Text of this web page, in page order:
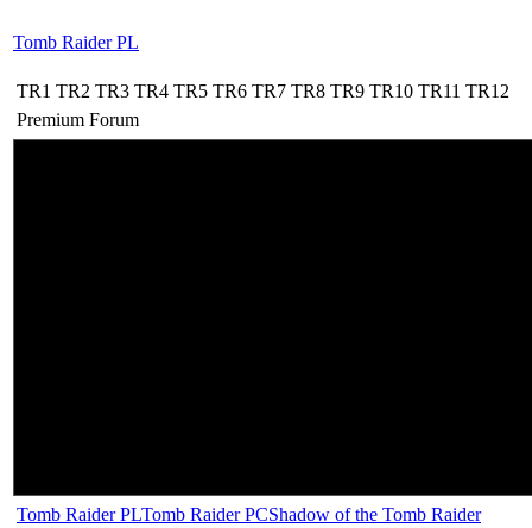
Tomb Raider PL
TR1 TR2 TR3 TR4 TR5 TR6 TR7 TR8 TR9 TR10 TR11 TR12
Premium Forum
Tomb Raider PLTomb Raider PCShadow of the Tomb Raider